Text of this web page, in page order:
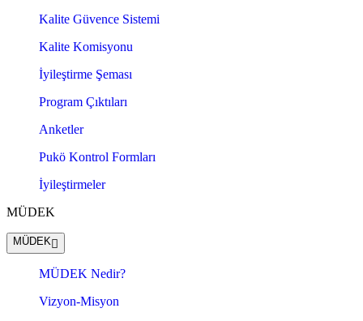
Kalite Güvence Sistemi
Kalite Komisyonu
İyileştirme Şeması
Program Çıktıları
Anketler
Pukö Kontrol Formları
İyileştirmeler
MÜDEK
MÜDEK
MÜDEK Nedir?
Vizyon-Misyon